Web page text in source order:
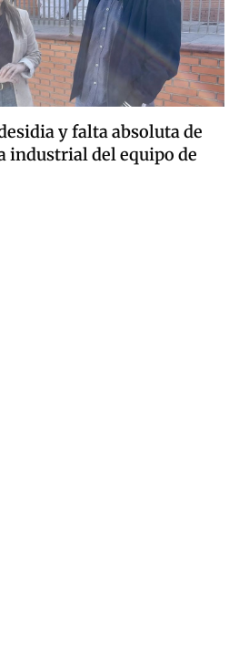
y falta absoluta de
industrial del equipo de